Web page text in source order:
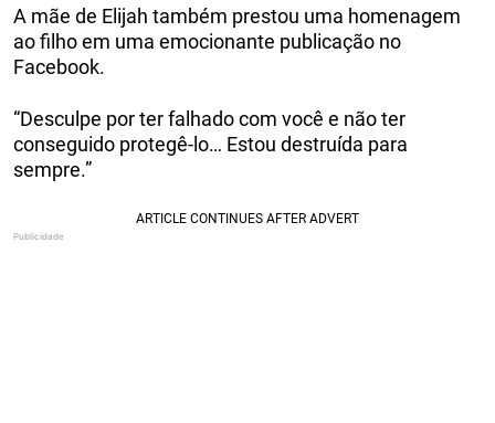
A mãe de Elijah também prestou uma homenagem
ao filho em uma emocionante publicação no
Facebook.
“Desculpe por ter falhado com você e não ter
conseguido protegê-lo… Estou destruída para
sempre.”